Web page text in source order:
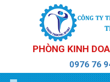
PHÒNG KINH
0976 76